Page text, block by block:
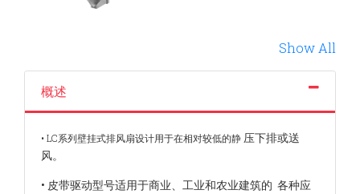
Show All
概述
• LC系列壁挂式排风扇设计用于在相对较低的静 压下排或送
风。
• 皮带驱动型号适用于商业、工业和农业建筑的 各种应